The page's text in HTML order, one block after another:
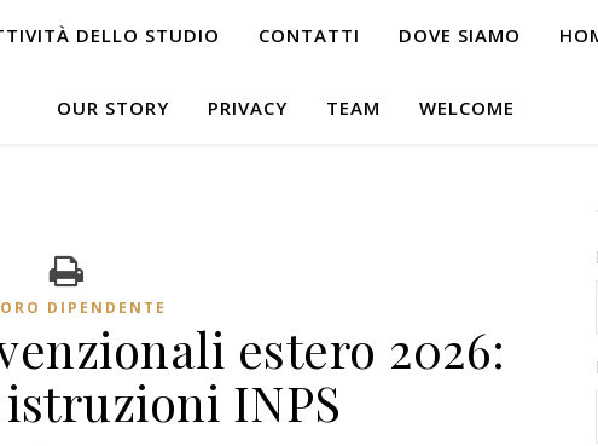
DELLO STUDIO CONTATTI DOVE SIAMO
OUR STORY PRIVACY TEAM WELCOME
DIPENDENTE
estero 2026:
INPS